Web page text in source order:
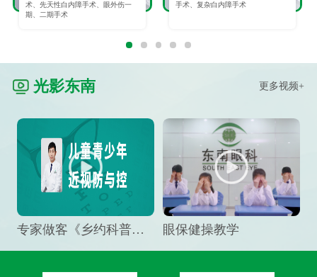
术、先天性白内障手术、眼外伤一
期、二期手术
手术、复杂白内障手术
光影东南 更多视频+
专家做客《乡约科普》栏目，预防孩子近视竟然这么“简单” 眼保健操教学